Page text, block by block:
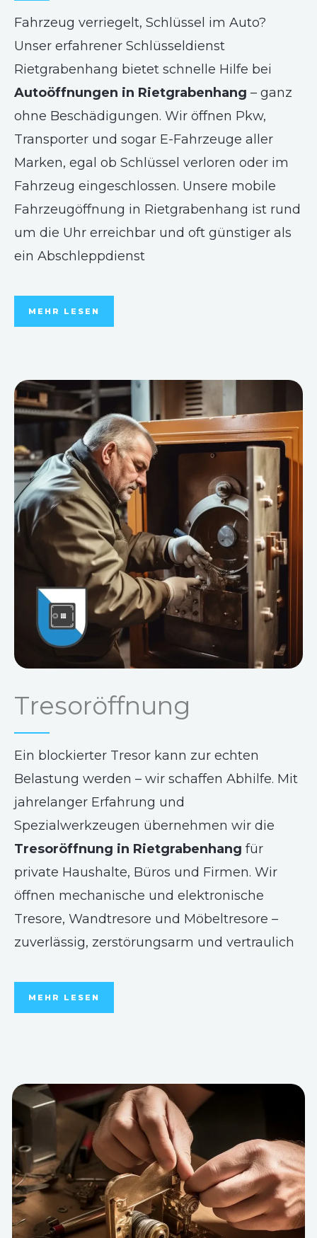
Fahrzeug verriegelt, Schlüssel im Auto?
Unser erfahrener Schlüsseldienst
Rietgrabenhang bietet schnelle Hilfe bei
Autoöffnungen in Rietgrabenhang – ganz
ohne Beschädigungen. Wir öffnen Pkw,
Transporter und sogar E-Fahrzeuge aller
Marken, egal ob Schlüssel verloren oder im
Fahrzeug eingeschlossen. Unsere mobile
Fahrzeugöffnung in Rietgrabenhang ist rund
um die Uhr erreichbar und oft günstiger als
ein Abschleppdienst
MEHR LESEN
Tresoröffnung
Ein blockierter Tresor kann zur echten
Belastung werden – wir schaffen Abhilfe. Mit
jahrelanger Erfahrung und
Spezialwerkzeugen übernehmen wir die
Tresoröffnung in Rietgrabenhang für
private Haushalte, Büros und Firmen. Wir
öffnen mechanische und elektronische
Tresore, Wandtresore und Möbeltresore –
zuverlässig, zerstörungsarm und vertraulich
MEHR LESEN